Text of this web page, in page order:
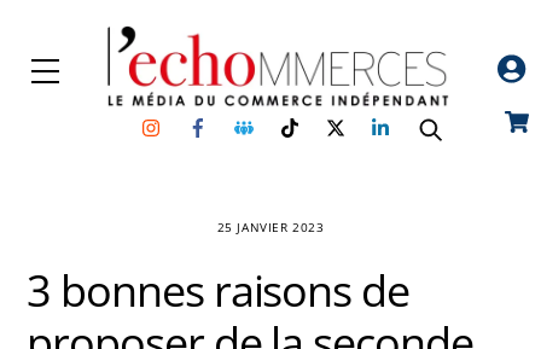
content
Menu
InstagramFacebookGroupe
Facebook
TikTokTwitterLinkedin
25 JANVIER 2023
3 bonnes raisons de